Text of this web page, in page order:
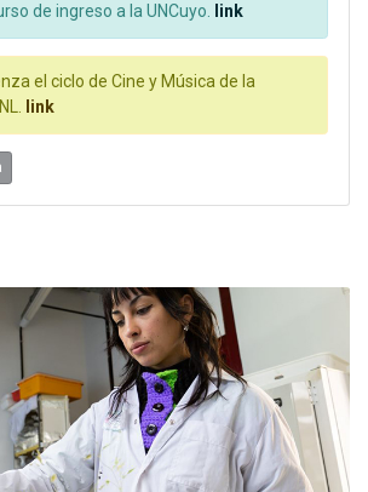
de ingreso a la UNCuyo. link
el ciclo de Cine y Música de la
link